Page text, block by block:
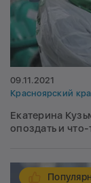
09.11.2021
Красноярский
Екатерина
опоздать и